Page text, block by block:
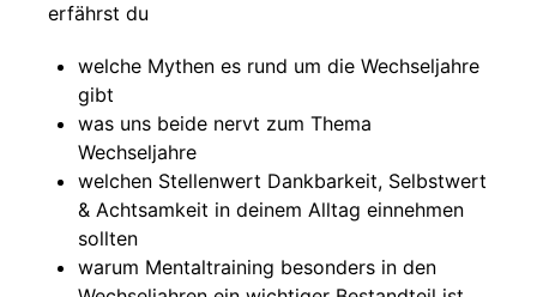
erfährst du
welche Mythen es rund um die Wechseljahre
gibt
was uns beide nervt zum Thema
Wechseljahre
welchen Stellenwert Dankbarkeit, Selbstwert
& Achtsamkeit in deinem Alltag einnehmen
sollten
warum Mentaltraining besonders in den